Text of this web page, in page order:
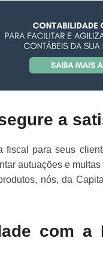
a
fiscal para seus
autuações e
nós, da
com a